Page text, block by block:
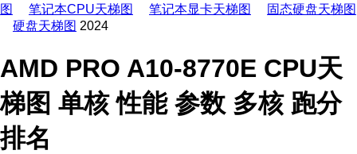
图
笔记本CPU天梯图 笔记本显卡天梯图
固态硬盘天梯图
硬盘天梯图 2024
AMD PRO A10-8770E CPU天
梯图 单核 性能 参数 多核 跑分
排名